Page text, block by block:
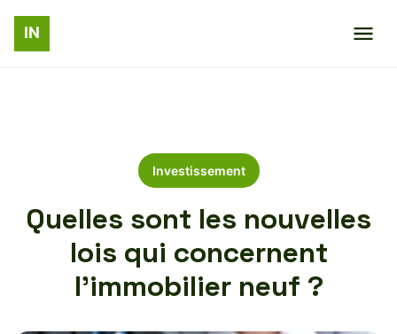
Investissement
Quelles sont les nouvelles
lois qui concernent
l’immobilier neuf ?